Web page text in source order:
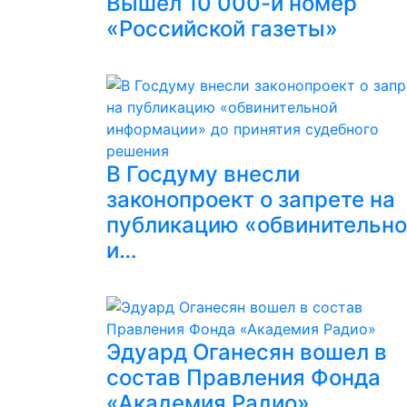
«Российской газеты»
В Госдуму внесли
законопроект о запрете на
публикацию
и…
Эдуард Оганесян вошел в
состав Правления Фонда